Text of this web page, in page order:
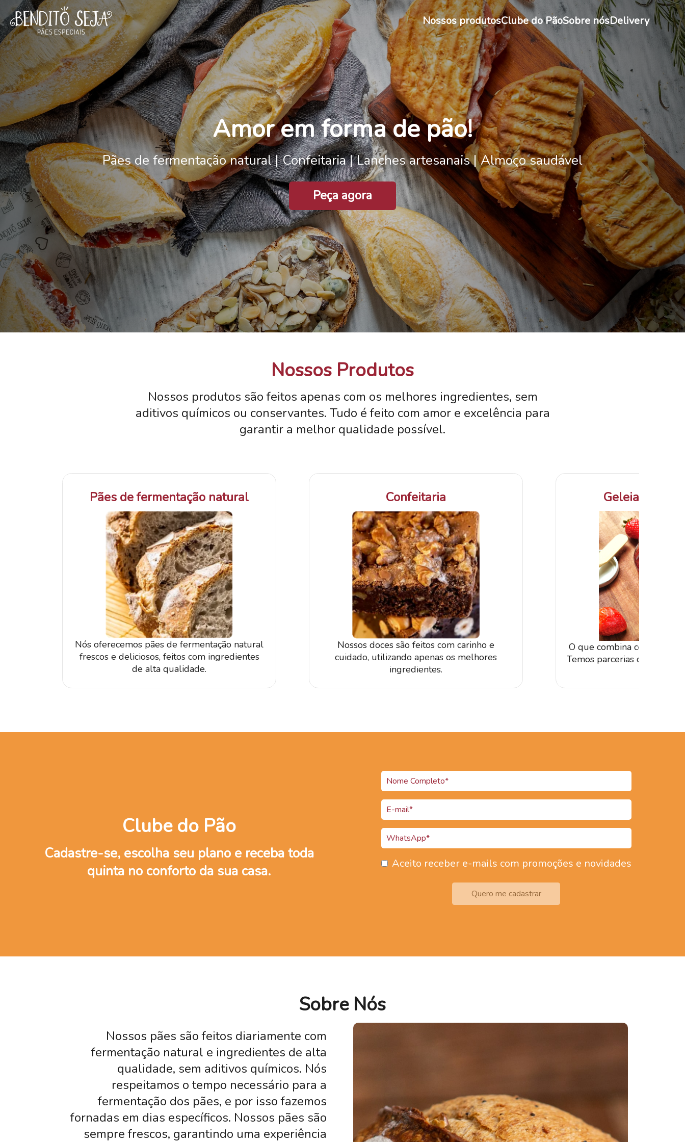
Nossos produtosClube do PãoSobre nósDelivery
Amor em forma de pão!
Pães de fermentação natural | Confeitaria | Lanches artesanais | Almoço saudável
Peça agora
Nossos Produtos
Nossos produtos são feitos apenas com os melhores ingredientes, sem
aditivos químicos ou conservantes. Tudo é feito com amor e excelência para
garantir a melhor qualidade possível.
Pães de fermentação natural
Nós oferecemos pães de fermentação natural
frescos e deliciosos, feitos com ingredientes
de alta qualidade.
Confeitaria
Nossos doces são feitos com carinho e
cuidado, utilizando apenas os melhores
ingredientes.
Geleias e
O que combina com pão?
Temos parcerias com
Clube do Pão
Cadastre-se, escolha seu plano e receba toda
quinta no conforto da sua casa.
Aceito receber e-mails com promoções e novidades
Quero me cadastrar
Sobre Nós
Nossos pães são feitos diariamente com
fermentação natural e ingredientes de alta
qualidade, sem aditivos químicos. Nós
respeitamos o tempo necessário para a
fermentação dos pães, e por isso fazemos
fornadas em dias específicos. Nossos pães são
sempre frescos, garantindo uma experiência